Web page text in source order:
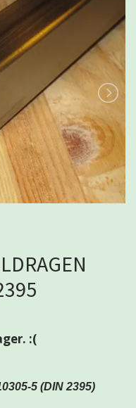
:(
5 (DIN 2395)